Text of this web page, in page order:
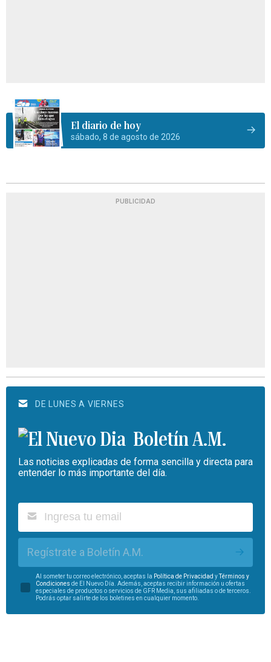
El diario de hoy
sábado, 8 de agosto de 2026
PUBLICIDAD
DE LUNES A VIERNES
Boletín A.M.
Las noticias explicadas de forma sencilla y directa para
entender lo más importante del día.
Regístrate a Boletín A.M.
Al someter tu correo electrónico, aceptas la Política de Privacidad yTérminos y
Condiciones de El Nuevo Día. Además, aceptas recibir información u ofertas
especiales de productos o servicios de GFR Media, sus afiliadas o de terceros.
Podrás optar salirte de los boletines en cualquier momento.